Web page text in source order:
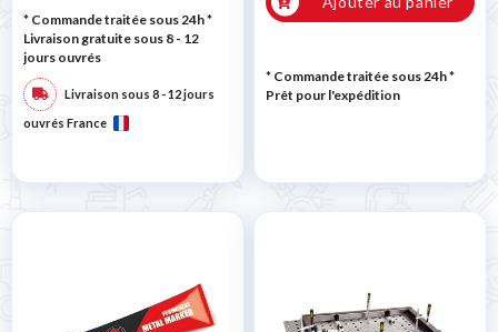
* Commande traitée sous 24h*
Livraison gratuite sous 8 - 12
jours ouvrés
Livraison sous 8 - 12 jours
ouvrés France
* Commande traitée sous 24h*
Prêt pour l'expédition